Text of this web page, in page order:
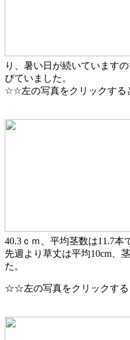
り、暑い日が続いています
びていました。
☆☆左の写真をクリックす
40.3ｃｍ、平均茎数は11.7本
先週より草丈は平均10cm、
た。
☆☆左の写真をクリックす